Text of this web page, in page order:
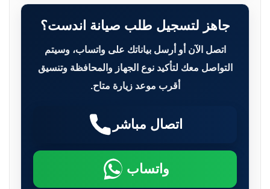
جاهز لتسجيل طلب صيانة اندست؟
اتصل الآن أو أرسل بياناتك على واتساب، وسيتم
التواصل معك لتأكيد نوع الجهاز والمحافظة وتنسيق
أقرب موعد زيارة متاح.
اتصال مباشر
واتساب